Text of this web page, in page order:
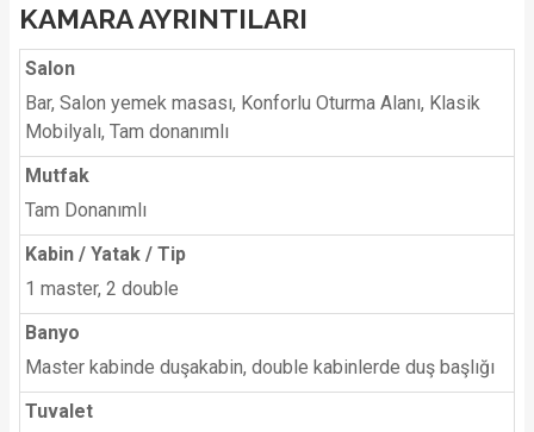
KAMARA AYRINTILARI
Salon
Bar, Salon yemek masası, Konforlu Oturma Alanı, Klasik
Mobilyalı, Tam donanımlı
Mutfak
Tam Donanımlı
Kabin / Yatak / Tip
1 master, 2 double
Banyo
Master kabinde duşakabin, double kabinlerde duş başlığı
Tuvalet